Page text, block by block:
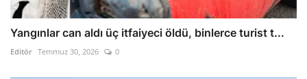
Yangınlar can aldı üç itfaiyeci öldü, binlerce turist t...
Editör Temmuz 30, 2026 0